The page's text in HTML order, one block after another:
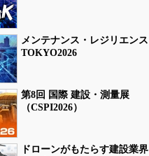
メンテナンス・レジリエンス
TOKYO2026
第8回 国際 建設・測量展
（CSPI2026）
ドローンがもたらす建設業界